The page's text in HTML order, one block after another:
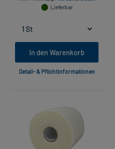
Lieferbar
In den Warenkorb
Detail- & Pflichtinformationen